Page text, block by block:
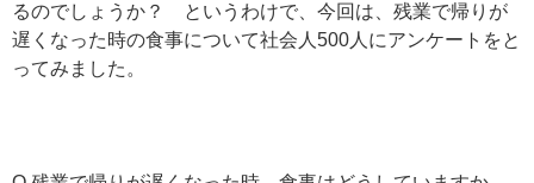
るのでしょうか？ というわけで、今回は、残業で帰りが
遅くなった時の食事について社会人500人にアンケートをと
ってみました。